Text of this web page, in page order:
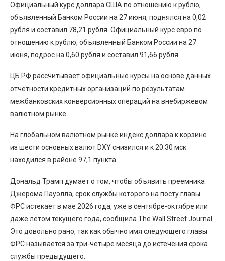
Официальный курс доллара США по отношению к рублю,
объявленный Банком России на 27 июня, поднялся на 0,02
рубля и составил 78,21 рубля. Официальный курс евро по
отношению к рублю, объявленный Банком России на 27
июня, подрос на 0,60 рубля и составил 91,66 рубля.
ЦБ РФ рассчитывает официальные курсы на основе данных
отчетности кредитных организаций по результатам
межбанковских конверсионных операций на внебиржевом
валютном рынке.
На глобальном валютном рынке индекс доллара к корзине
из шести основных валют DXY снизился и к 20:30 мск
находился в районе 97,1 пункта.
Дональд Трамп думает о том, чтобы объявить преемника
Джерома Пауэлла, срок службы которого на посту главы
ФРС истекает в мае 2026 года, уже в сентябре-октябре или
даже летом текущего года, сообщила The Wall Street Journal.
Это довольно рано, так как обычно имя следующего главы
ФРС называется за три-четыре месяца до истечения срока
службы предыдущего.